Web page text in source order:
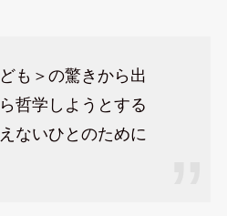
も＞の驚きから出
哲学しようとする
ないひとのために